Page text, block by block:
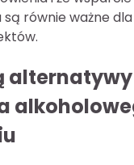
równie ważne